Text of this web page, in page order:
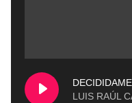
LUIS RAÚL